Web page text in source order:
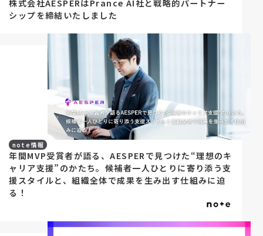
株式会社AESPERはPrance AI社と戦略的パートナー
シップを締結いたしました
note情報
年間MVP受賞者が語る、AESPERで見つけた“理想のキ
ャリア支援”のかたち。候補者一人ひとりに寄り添う支
援スタイルと、組織全体で成果を生み出す仕組みに迫
る！